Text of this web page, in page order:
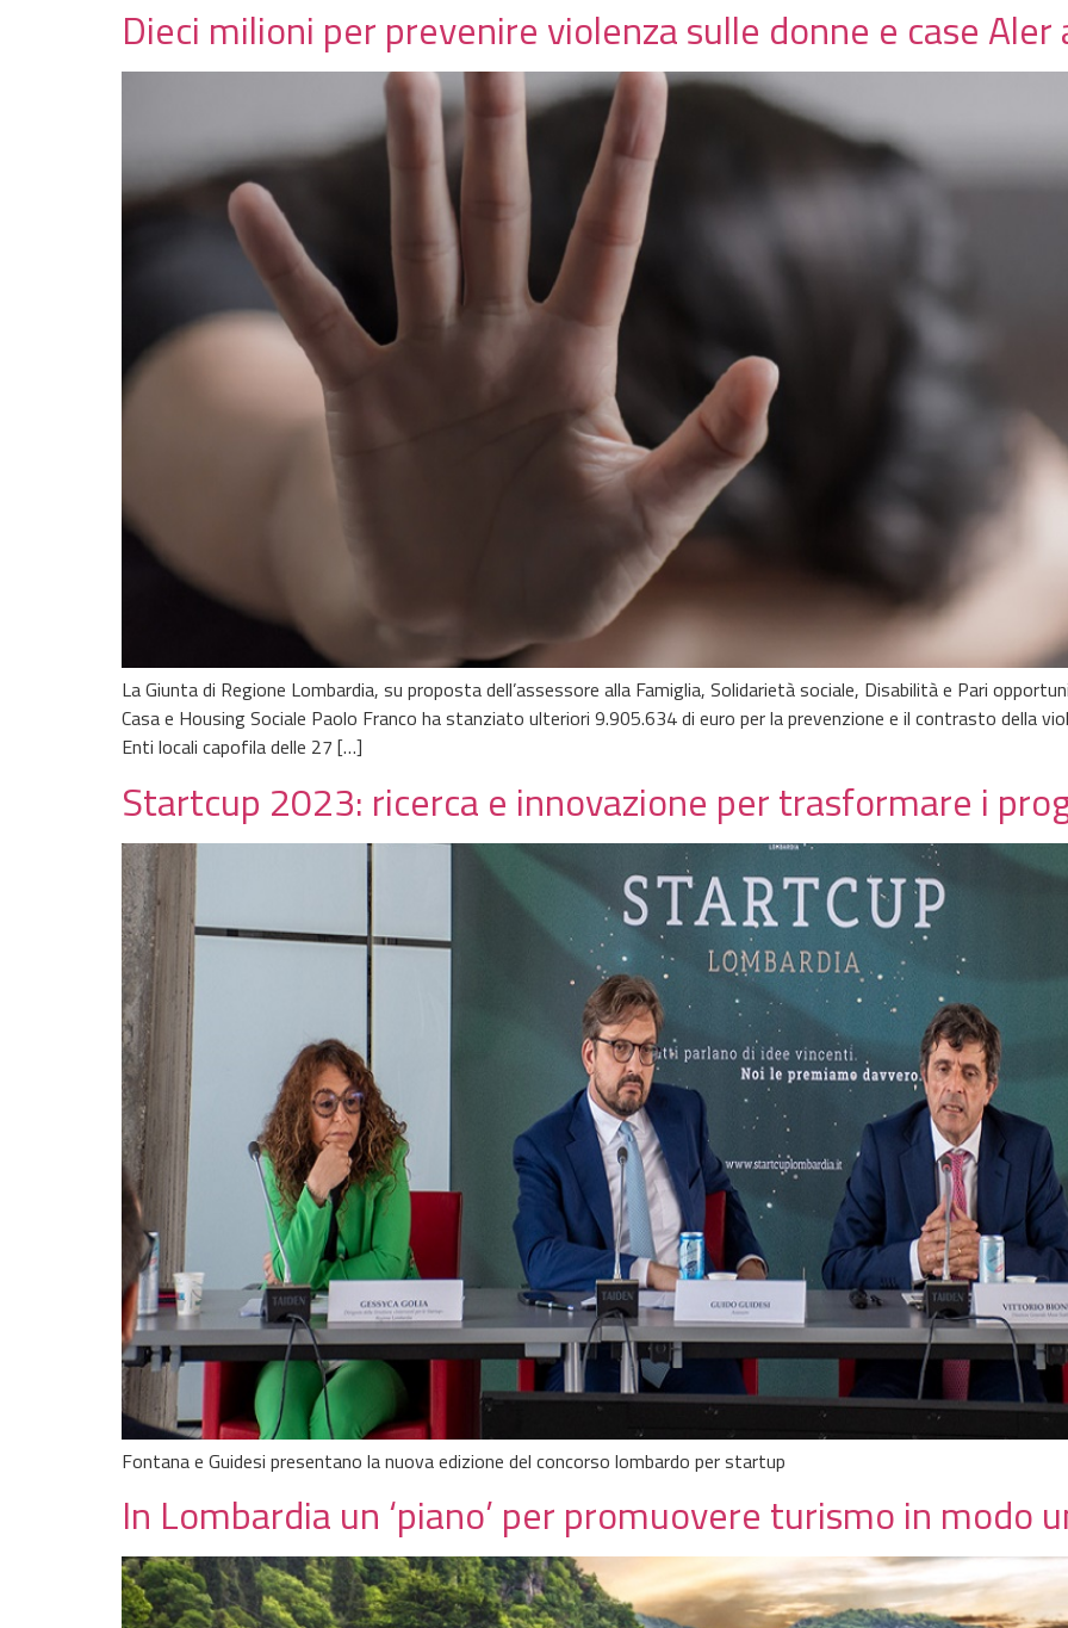
Dieci milioni per prevenire violenza sulle donne e case
La Giunta di Regione Lombardia, su proposta dell’assessore alla Famiglia, Solidarietà sociale, Disabilità e Pari
Casa e Housing Sociale Paolo Franco ha stanziato ulteriori 9.905.634 di euro per la prevenzione e il contrasto della
Enti locali capofila delle 27 […]
Startcup 2023: ricerca e innovazione per trasformare i
Fontana e Guidesi presentano la nuova edizione del concorso lombardo per startup
In Lombardia un ‘piano’ per promuovere turismo in modo